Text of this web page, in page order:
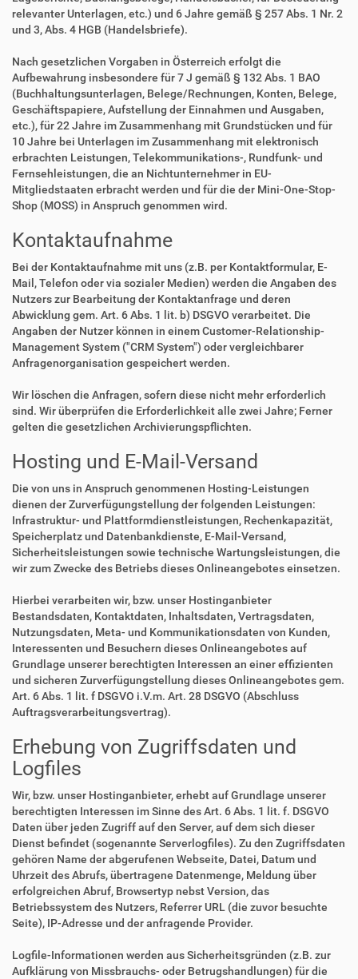
relevanter Unterlagen, etc.) und 6 Jahre gemäß § 257 Abs. 1 Nr. 2
und 3, Abs. 4 HGB (Handelsbriefe).
Nach gesetzlichen Vorgaben in Österreich erfolgt die
Aufbewahrung insbesondere für 7 J gemäß § 132 Abs. 1 BAO
(Buchhaltungsunterlagen, Belege/Rechnungen, Konten, Belege,
Geschäftspapiere, Aufstellung der Einnahmen und Ausgaben,
etc.), für 22 Jahre im Zusammenhang mit Grundstücken und für
10 Jahre bei Unterlagen im Zusammenhang mit elektronisch
erbrachten Leistungen, Telekommunikations-, Rundfunk- und
Fernsehleistungen, die an Nichtunternehmer in EU-
Mitgliedstaaten erbracht werden und für die der Mini-One-Stop-
Shop (MOSS) in Anspruch genommen wird.
Kontaktaufnahme
Bei der Kontaktaufnahme mit uns (z.B. per Kontaktformular, E-
Mail, Telefon oder via sozialer Medien) werden die Angaben des
Nutzers zur Bearbeitung der Kontaktanfrage und deren
Abwicklung gem. Art. 6 Abs. 1 lit. b) DSGVO verarbeitet. Die
Angaben der Nutzer können in einem Customer-Relationship-
Management System ("CRM System") oder vergleichbarer
Anfragenorganisation gespeichert werden.
Wir löschen die Anfragen, sofern diese nicht mehr erforderlich
sind. Wir überprüfen die Erforderlichkeit alle zwei Jahre; Ferner
gelten die gesetzlichen Archivierungspflichten.
Hosting und E-Mail-Versand
Die von uns in Anspruch genommenen Hosting-Leistungen
dienen der Zurverfügungstellung der folgenden Leistungen:
Infrastruktur- und Plattformdienstleistungen, Rechenkapazität,
Speicherplatz und Datenbankdienste, E-Mail-Versand,
Sicherheitsleistungen sowie technische Wartungsleistungen, die
wir zum Zwecke des Betriebs dieses Onlineangebotes einsetzen.
Hierbei verarbeiten wir, bzw. unser Hostinganbieter
Bestandsdaten, Kontaktdaten, Inhaltsdaten, Vertragsdaten,
Nutzungsdaten, Meta- und Kommunikationsdaten von Kunden,
Interessenten und Besuchern dieses Onlineangebotes auf
Grundlage unserer berechtigten Interessen an einer effizienten
und sicheren Zurverfügungstellung dieses Onlineangebotes gem.
Art. 6 Abs. 1 lit. f DSGVO i.V.m. Art. 28 DSGVO (Abschluss
Auftragsverarbeitungsvertrag).
Erhebung von Zugriffsdaten und
Logfiles
Wir, bzw. unser Hostinganbieter, erhebt auf Grundlage unserer
berechtigten Interessen im Sinne des Art. 6 Abs. 1 lit. f. DSGVO
Daten über jeden Zugriff auf den Server, auf dem sich dieser
Dienst befindet (sogenannte Serverlogfiles). Zu den Zugriffsdaten
gehören Name der abgerufenen Webseite, Datei, Datum und
Uhrzeit des Abrufs, übertragene Datenmenge, Meldung über
erfolgreichen Abruf, Browsertyp nebst Version, das
Betriebssystem des Nutzers, Referrer URL (die zuvor besuchte
Seite), IP-Adresse und der anfragende Provider.
Logfile-Informationen werden aus Sicherheitsgründen (z.B. zur
Aufklärung von Missbrauchs- oder Betrugshandlungen) für die